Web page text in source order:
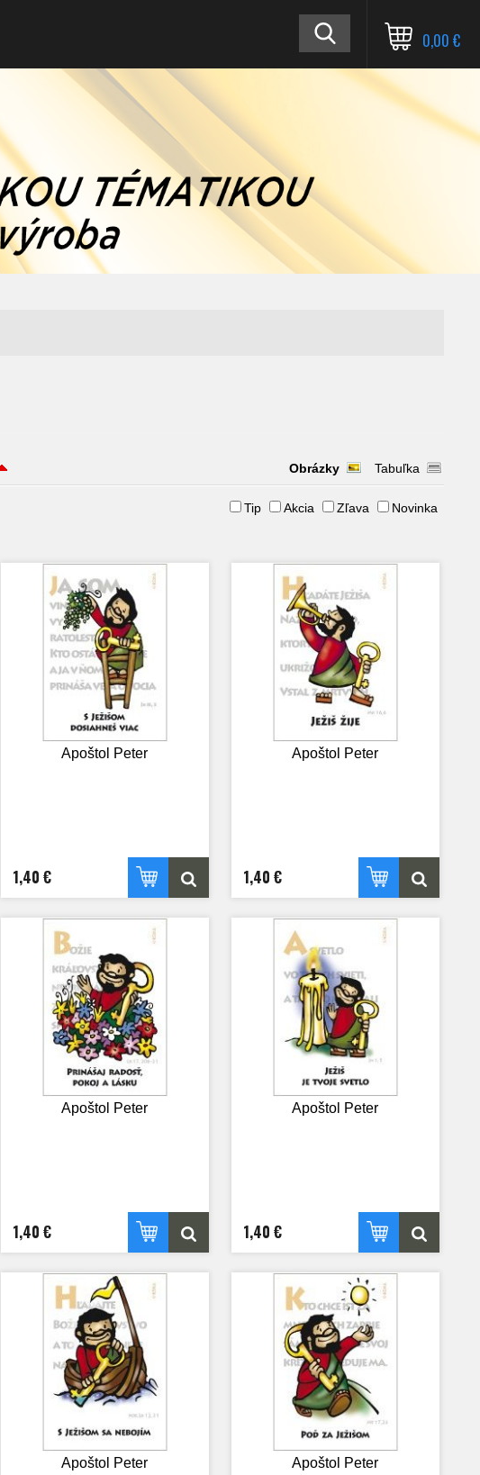
0,00 €
Obrázky Tabuľka
Tip Akcia Zľava
Novinka
Apoštol Peter
1,40 €
Apoštol Peter
1,40 €
Apoštol Peter
1,40 €
Apoštol Peter
1,40 €
Apoštol Peter Apoštol Peter